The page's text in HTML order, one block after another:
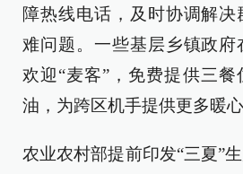
障热线电话，及时协调解决
难问题。一些基层乡镇政府
欢迎“麦客”，免费提供三餐
油，为跨区机手提供更多暖心
农业农村部提前印发“三夏”